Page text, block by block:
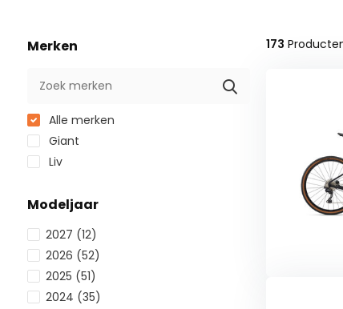
Merken
Alle merken
Giant
Liv
Modeljaar
2027 (12)
2026 (52)
2025 (51)
2024 (35)
173